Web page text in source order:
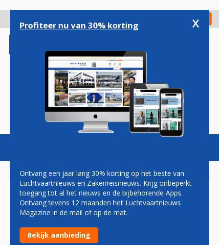
gaan
Check in
Magazine Podcasts Vacatures
BESTUUR AIR FRANCE–KLM
ZET HET MES IN VLOOT AIR
FRANCE
Profiteer nu van 30% korting x
Ontvang een jaar lang 30% korting op het beste van
Luchtvaartnieuws en Zakenreisnieuws. Krijg onbeperkt
toegang tot al het nieuws en de bijbehorende Apps.
Ontvang tevens 12 maanden het Luchtvaartnieuws
Magazine in de mail of op de mat.
Bekijk aanbieding